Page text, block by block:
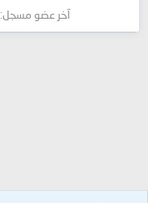
آخر عضو مسجل